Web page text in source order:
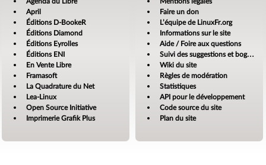
April
Éditions D-BookeR
Éditions Diamond
Éditions Eyrolles
Éditions ENI
En Vente Libre
Framasoft
La Quadrature du Net
Lea-Linux
Open Source Initiative
Imprimerie Grafik Plus
Faire un don
L’équipe de LinuxFr.org
Informations sur le site
Aide / Foire aux questions
Suivi des suggestions et bogues
Wiki du site
Règles de modération
Statistiques
API pour le développement
Code source du site
Plan du site